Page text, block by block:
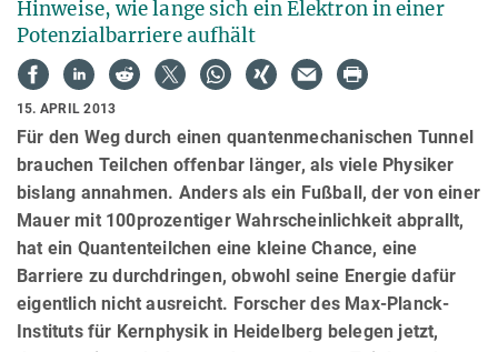
Hinweise, wie lange sich ein Elektron in einer
Potenzialbarriere aufhält
15. APRIL 2013
Für den Weg durch einen quantenmechanischen Tunnel
brauchen Teilchen offenbar länger, als viele Physiker
bislang annahmen. Anders als ein Fußball, der von einer
Mauer mit 100prozentiger Wahrscheinlichkeit abprallt,
hat ein Quantenteilchen eine kleine Chance, eine
Barriere zu durchdringen, obwohl seine Energie dafür
eigentlich nicht ausreicht. Forscher des Max-Planck-
Instituts für Kernphysik in Heidelberg belegen jetzt,